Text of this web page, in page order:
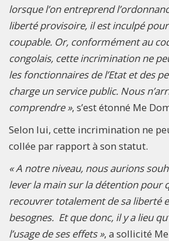
lorsque l’on entreprend
liberté provisoire, il est inculpé
coupable. Or, conformément au
congolais, cette incrimination ne
les fonctionnaires de l’Etat et des
charge un service public. Nous
comprendre », s’est étonné Me
Selon lui, cette incrimination ne
collée par rapport à son statut.
« A notre niveau, nous aurions
lever la main sur la détention pour
recouvrer totalement de sa liberté
besognes. Et que donc, il y a lieu
l’usage de ses effets », a sollicité